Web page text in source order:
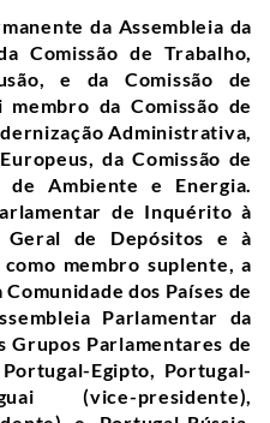
da Assembleia da
Comissão de Trabalho,
e da Comissão de
da Comissão de
Administrativa,
da Comissão de
de Ambiente e Energia.
de Inquérito à
Geral de Depósitos e à
membro suplente, a
dos Países de
Parlamentar da
Grupos Parlamentares de
Egipto, Portugal-
(vice-presidente),